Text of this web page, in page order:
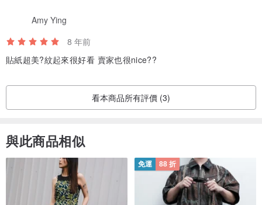
Amy Ying
8 年前
貼紙超美?紋起來很好看 賣家也很nice??
看本商品所有評價 (3)
與此商品相似
免運 88 折